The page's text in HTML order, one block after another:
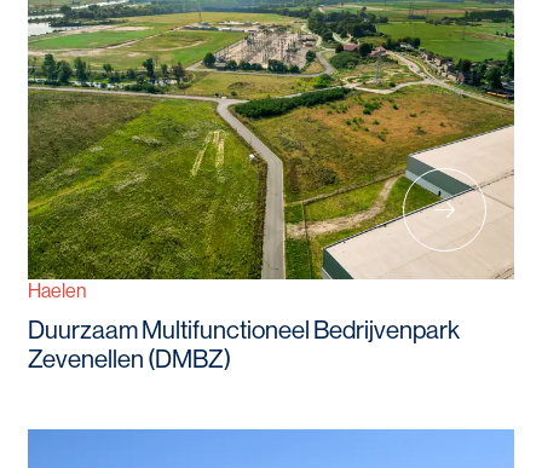
Haelen
Duurzaam Multifunctioneel Bedrijvenpark
Zevenellen (DMBZ)